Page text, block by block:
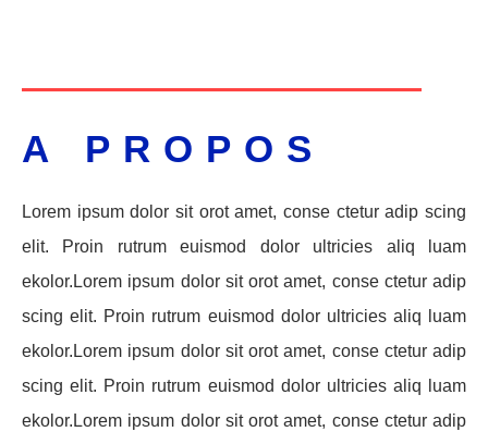
A PROPOS
Lorem ipsum dolor sit orot amet, conse ctetur adip scing
elit. Proin rutrum euismod dolor ultricies aliq luam
ekolor.Lorem ipsum dolor sit orot amet, conse ctetur adip
scing elit. Proin rutrum euismod dolor ultricies aliq luam
ekolor.Lorem ipsum dolor sit orot amet, conse ctetur adip
scing elit. Proin rutrum euismod dolor ultricies aliq luam
ekolor.Lorem ipsum dolor sit orot amet, conse ctetur adip